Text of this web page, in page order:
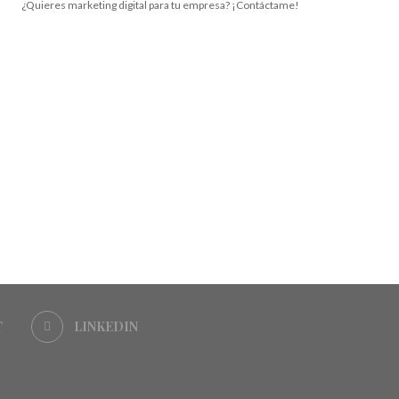
¿Quieres marketing digital para tu empresa? ¡Contáctame!
LINKEDIN